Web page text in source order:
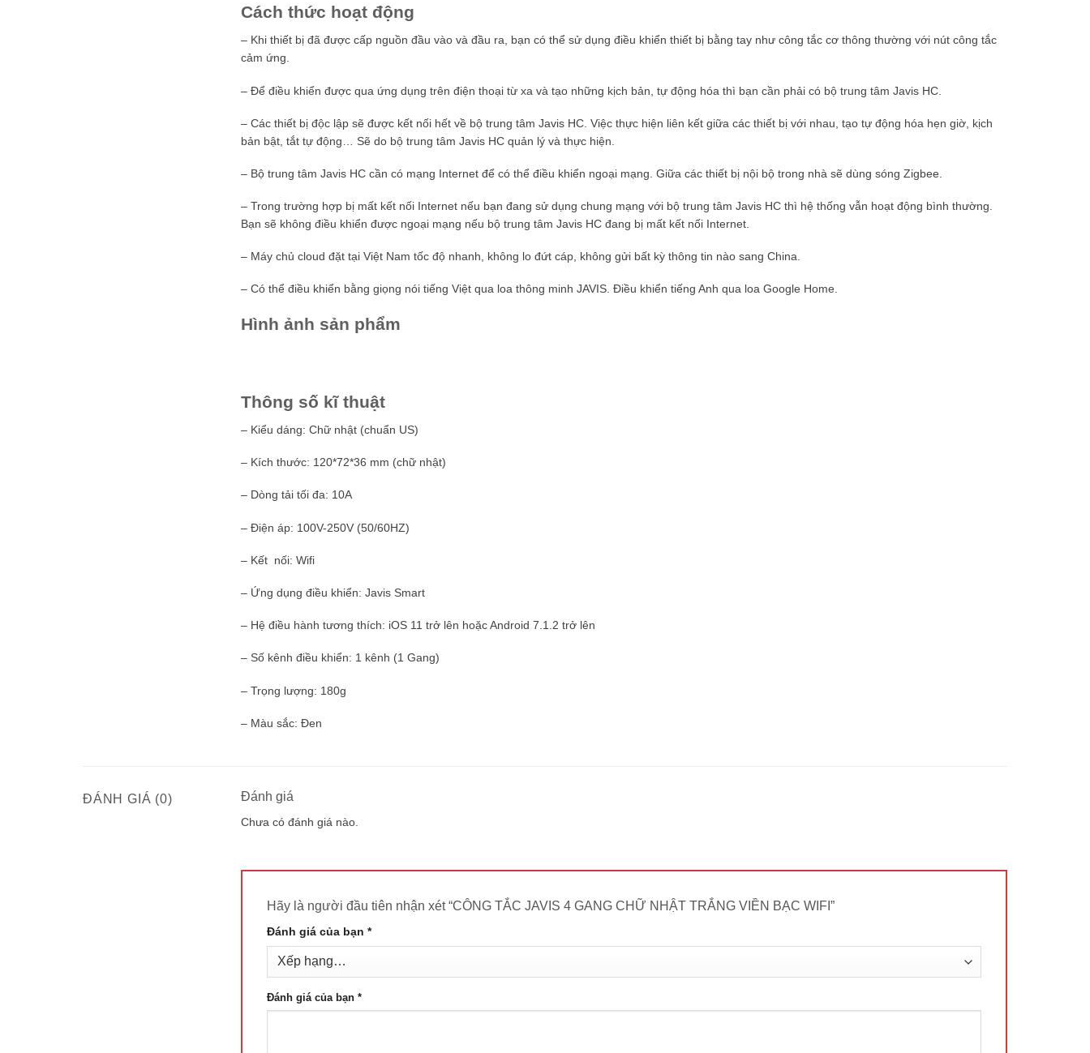
Cách thức hoạt động
– Khi thiết bị đã được cấp nguồn đầu vào và đầu ra, bạn có thể sử dụng điều khiển thiết bị bằng tay như công tắc cơ thông thường với nút công tắc
cảm ứng.
– Để điều khiển được qua ứng dụng trên điện thoại từ xa và tạo những kịch bản, tự động hóa thì bạn cần phải có bộ trung tâm Javis HC.
– Các thiết bị độc lập sẽ được kết nối hết về bộ trung tâm Javis HC. Việc thực hiện liên kết giữa các thiết bị với nhau, tạo tự động hóa hẹn giờ, kịch
bản bật, tắt tự động… Sẽ do bộ trung tâm Javis HC quản lý và thực hiện.
– Bộ trung tâm Javis HC cần có mạng Internet để có thể điều khiển ngoại mạng. Giữa các thiết bị nội bộ trong nhà sẽ dùng sóng Zigbee.
– Trong trường hợp bị mất kết nối Internet nếu bạn đang sử dụng chung mạng với bộ trung tâm Javis HC thì hệ thống vẫn hoạt động bình thường.
Bạn sẽ không điều khiển được ngoại mạng nếu bộ trung tâm Javis HC đang bị mất kết nối Internet.
– Máy chủ cloud đặt tại Việt Nam tốc độ nhanh, không lo đứt cáp, không gửi bất kỳ thông tin nào sang China.
– Có thể điều khiển bằng giọng nói tiếng Việt qua loa thông minh JAVIS. Điều khiển tiếng Anh qua loa Google Home.
Hình ảnh sản phẩm
Thông số kĩ thuật
– Kiểu dáng: Chữ nhật (chuẩn US)
– Kích thước: 120*72*36 mm (chữ nhật)
– Dòng tải tối đa: 10A
– Điện áp: 100V-250V (50/60HZ)
– Kết nối: Wifi
– Ứng dụng điều khiển: Javis Smart
– Hệ điều hành tương thích: iOS 11 trở lên hoặc Android 7.1.2 trở lên
– Số kênh điều khiển: 1 kênh (1 Gang)
– Trọng lượng: 180g
– Màu sắc: Đen
ĐÁNH GIÁ (0) Đánh giá
Chưa có đánh giá nào.
Hãy là người đầu tiên nhận xét “CÔNG TẮC JAVIS 4 GANG CHỮ NHẬT TRẮNG VIỀN BẠC WIFI”
Đánh giá của bạn *
Đánh giá của bạn *